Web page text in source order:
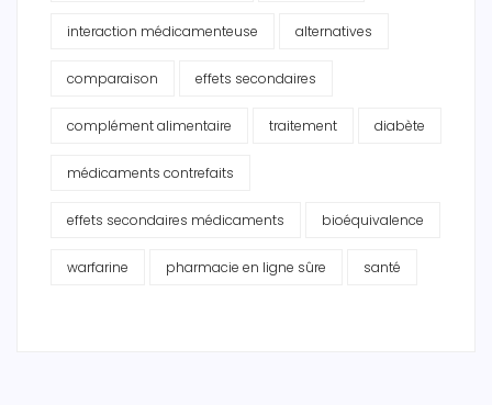
interaction médicamenteuse alternatives
comparaison effets secondaires
complément alimentaire traitement diabète
médicaments contrefaits
effets secondaires médicaments bioéquivalence
warfarine pharmacie en ligne sûre santé